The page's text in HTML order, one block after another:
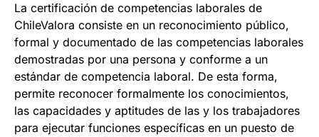
La certificación de competencias laborales de
ChileValora consiste en un reconocimiento público,
formal y documentado de las competencias laborales
demostradas por una persona y conforme a un
estándar de competencia laboral. De esta forma,
permite reconocer formalmente los conocimientos,
las capacidades y aptitudes de las y los trabajadores
para ejecutar funciones específicas en un puesto de